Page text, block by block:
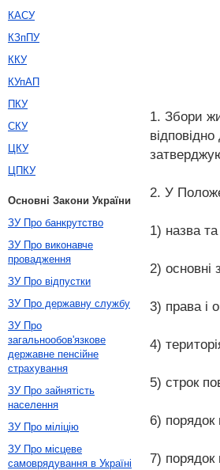
1. Збори
2. У
1) назва
2) основні
3) права і
4)
5) строк
6) порядок
7) порядок
КАСУ
КЗпПУ
ККУ
КУпАП
ПКУ
СКУ
ЦКУ
ЦПКУ
Основні Закони України
ЗУ Про банкрутство
ЗУ Про виконавче
провадження
ЗУ Про відпустки
ЗУ Про державну службу
ЗУ Про
загальнообов'язкове
державне пенсійне
страхування
ЗУ Про зайнятість
населення
ЗУ Про міліцію
ЗУ Про місцеве
самоврядування в Україні